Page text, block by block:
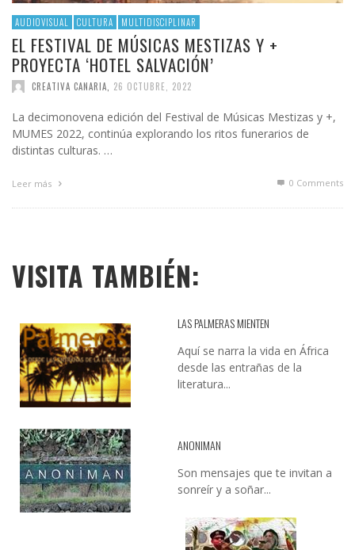
AUDIOVISUAL CULTURA MULTIDISCIPLINAR
EL FESTIVAL DE MÚSICAS MESTIZAS Y +
PROYECTA ‘HOTEL SALVACIÓN’
CREATIVA CANARIA 26 OCTUBRE, 2022
La decimonovena edición del Festival de Músicas Mestizas y +,
MUMES 2022, continúa explorando los ritos funerarios de
distintas culturas. …
Leer más 0 Comments
VISITA TAMBIÉN:
LAS PALMERAS MIENTEN
Aquí se narra la vida en África
desde las entrañas de la
literatura...
ANONIMAN
Son mensajes que te invitan a
sonreír y a soñar...